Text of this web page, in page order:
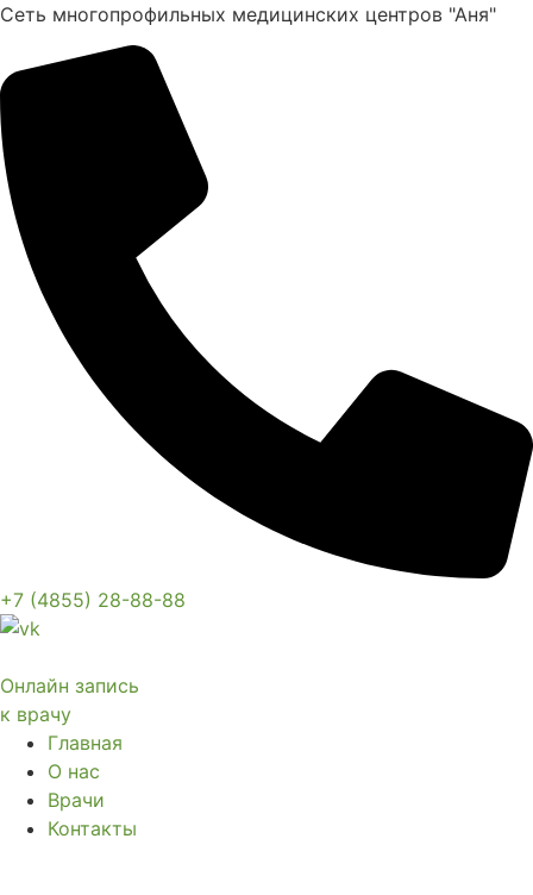
Перейти
содержимому
Сеть многопрофильных медицинских центров "Аня"
+7 (4855) 28-88-88
Онлайн запись
к врачу
Главная
О нас
Врачи
Контакты